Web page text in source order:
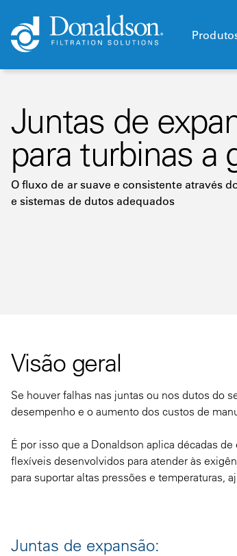
Juntas de
para turbinas a
O fluxo de ar suave e consistente através
e sistemas de dutos adequados
Visão geral
Se houver falhas nas juntas ou nos dutos do
desempenho e o aumento dos custos de
É por isso que a Donaldson aplica décadas
flexíveis desenvolvidos para atender às
para suportar altas pressões e temperaturas,
Juntas de expansão: